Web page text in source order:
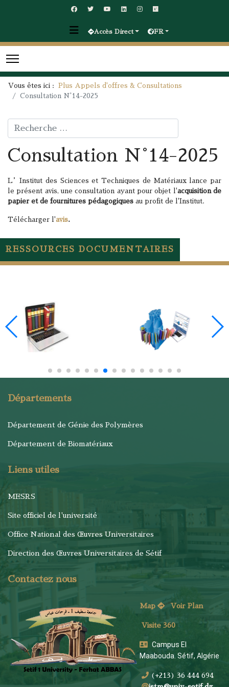
Accès Direct FR
Vous êtes ici : Plus Appels d'offres & Consultations
Consultation N°14-2025
Rechercher
Consultation N°14-2025
L’Institut des Sciences et Techniques de Matériaux lance par
le présent avis, une consultation ayant pour objet l'acquisition de
papier et de fournitures pédagogiques au profit de l'Institut.
Télécharger l'avis.
RESSOURCES DOCUMENTAIRES
Départements
Département de Génie des Polymères
Département de Biomatériaux
Liens utiles
MESRS
Site officiel de l'université
Office National des Œuvres Universitaires
Direction des Œuvres Universitaires de Sétif
Contactez nous
Map Voir Plan
Visite 360
Campus El
Maabouda. Sétif, Algérie
(+213) 36 444 694